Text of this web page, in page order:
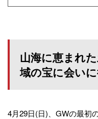
山海に恵まれ
域の宝に会い
4月29日(日)、GWの最初